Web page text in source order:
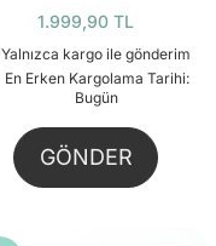
1.999,90 TL
Yalnızca kargo ile gönderim
En Erken Kargolama Tarihi:
Bugün
GÖNDER